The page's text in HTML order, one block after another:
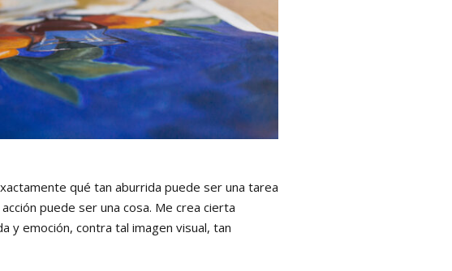
qué tan aburrida puede ser una tarea
puede ser una cosa. Me crea cierta
y emoción, contra tal imagen visual, tan